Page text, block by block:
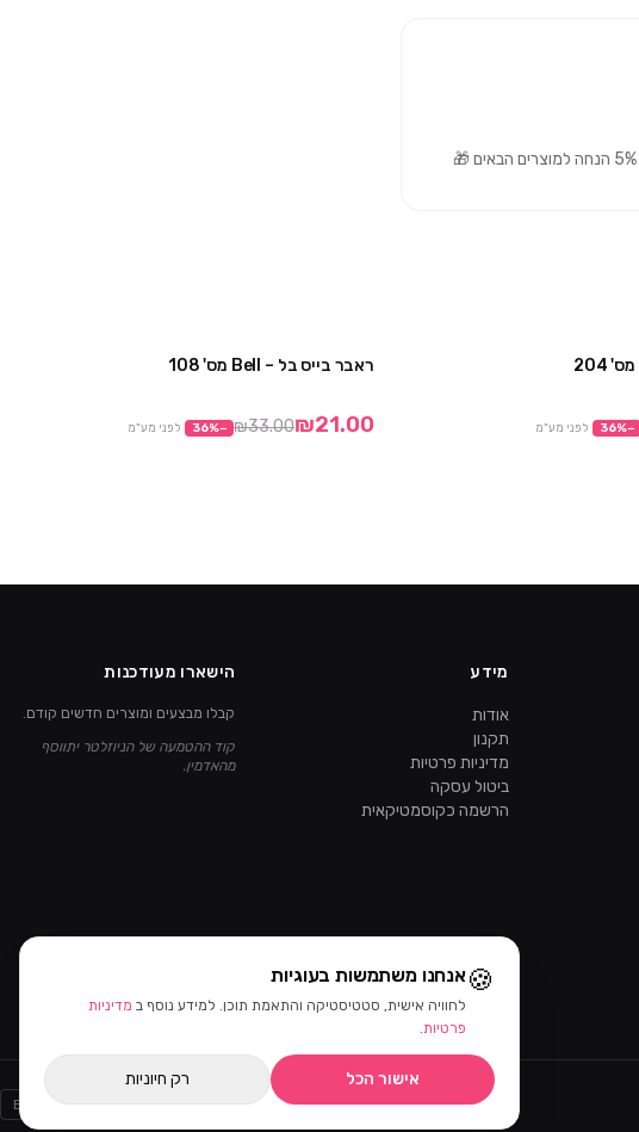
−
36% לפני מע"מ
ראבר בייס בל – Bell מס' 108
₪21.00
₪33.00
−
36% לפני מע"מ
מידע
אודות
תקנון
מדיניות פרטיות
ביטול עסקה
הרשמה כקוסמטיקאית
הישארו מעודכנות
קבלו מבצעים ומוצרים חדשים קודם.
קוד ההטמעה של הניוזלטר יתווסף
מהאדמין.
VISA
MASTERCARD
AMEX
PayPal
Bit
🍪אנחנו משתמשות בעוגיות
לחוויה אישית, סטטיסטיקה והתאמת תוכן. למידע נוסף ב מדיניות
פרטיות.
אישור הכל רק חיוניות